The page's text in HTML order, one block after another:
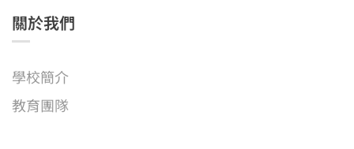
關於我們
學校簡介
教育團隊